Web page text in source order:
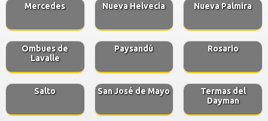
Mercedes Nueva Helvecia Nueva Palmira
Ombues de
Lavalle
Paysandú Rosario
Salto San José de Mayo
Termas del
Dayman